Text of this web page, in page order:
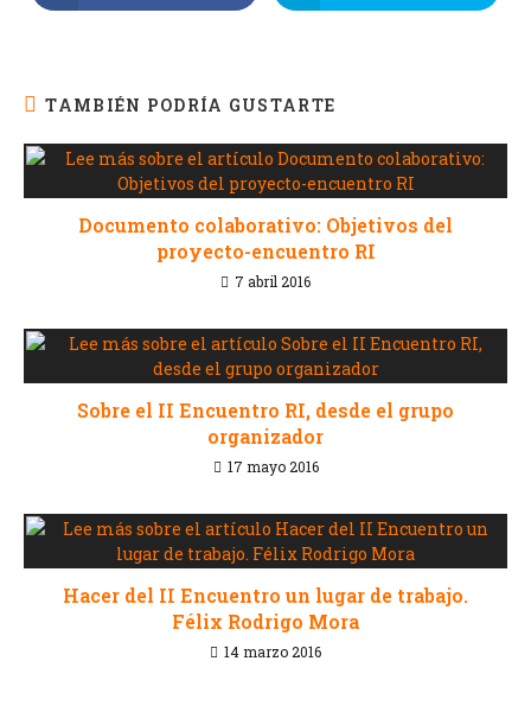
TAMBIÉN PODRÍA GUSTARTE
Documento colaborativo: Objetivos del
proyecto-encuentro RI
7 abril 2016
Sobre el II Encuentro RI, desde el grupo
organizador
17 mayo 2016
Hacer del II Encuentro un lugar de trabajo.
Félix Rodrigo Mora
14 marzo 2016